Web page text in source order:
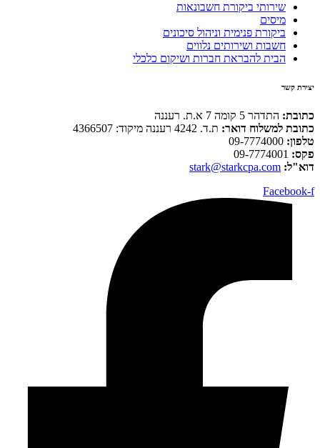
שירותי ביקורת חשבונאות
מיסים
ביקורת פנימית וניהול סיכונים
חשבות ושירותים נלווים
הבית להבראת חברות ושיקום כלכלי
יצירת קשר
כתובת: התדהר 5 קומה 7 א.ת. רעננה
כתובת למשלוח דואר: ת.ד. 4242 רעננה מיקוד: 4366507
טלפון:
פקס:
דוא"ל: stark@starkcpa.com
Facebook-f